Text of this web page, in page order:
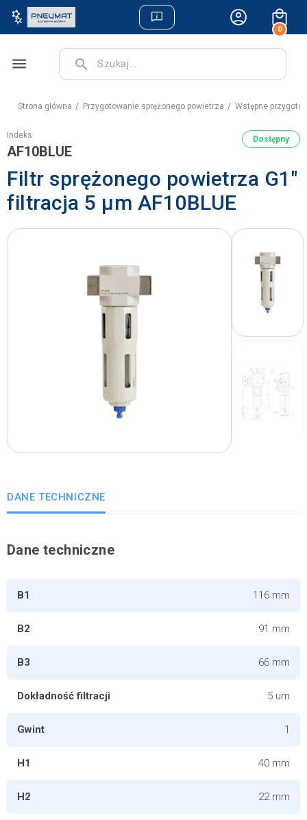
0
menu search
Strona główna Przygotowanie sprężonego powietrza Wstępne
Indeks
AF10BLUE
Dostępny
Filtr sprężonego powietrza G1"
filtracja 5 µm AF10BLUE
DANE TECHNICZNE
Dane techniczne
B1 116 mm
B2 91 mm
B3 66 mm
Dokładność filtracji 5 um
Gwint 1
H1 40 mm
H2 22 mm